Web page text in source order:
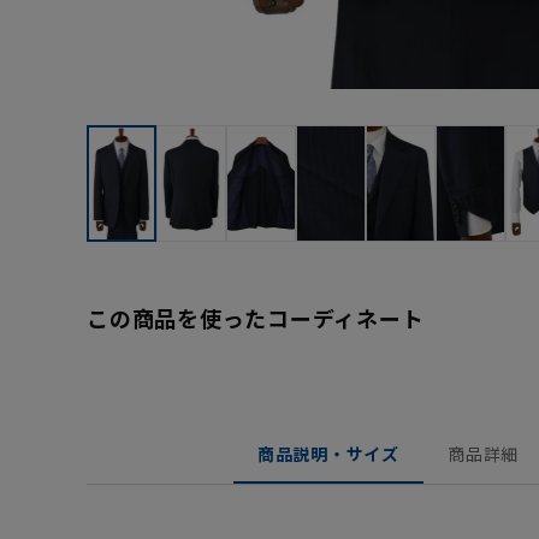
この商品を使ったコーディネート
商品説明・サイズ 商品詳細